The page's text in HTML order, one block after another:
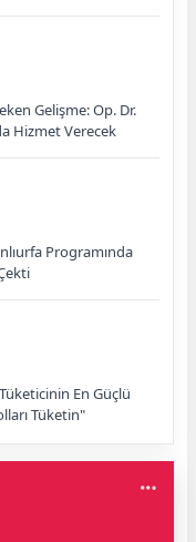
Gelişme: Op. Dr.
Hizmet Verecek
Programında
En Güçlü
Tüketin"